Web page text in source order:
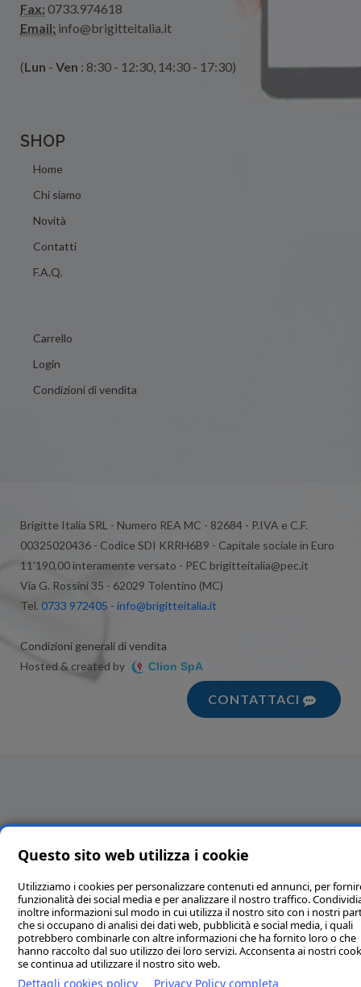
Fax: 0733.974618
Email: info@brigitteitalia.it
(Lun - Ven : 8:30 - 12:30, 14:30 - 17:30)
SHOP
Home
Chi siamo
Novità
Contatti
F.A.Q.
Carrello
Login
Condizioni di vendita
Brigitte Italia SRL - Numero REA MC - 82684 - P.IVA e C.F.
00325020436 - Codice SDI KRRH6B9 - Capitale sociale in Euro
11’190,00 interamente versato - PEC brigitteitalia@pec.it
Via G. Rossini 35 - 62029 Tolentino (MC)
Tel. 0733 972405 - info@brigitteitalia.it
Condizioni generali di vendita
Hosted & created by
Clion SpA
CONTATTACI
Questo sito web utilizza i cookie
Utilizziamo i cookies per personalizzare contenuti ed annunci, per
funzionalità dei social media e per analizzare il nostro traffico.
inoltre informazioni sul modo in cui utilizza il nostro sito con i nostri
che si occupano di analisi dei dati web, pubblicità e social media, i quali
potrebbero combinarle con altre informazioni che ha fornito loro o che
hanno raccolto dal suo utilizzo dei loro servizi. Acconsenta ai nostri
se continua ad utilizzare il nostro sito web.
Dettagli cookies policy Privacy Policy completa